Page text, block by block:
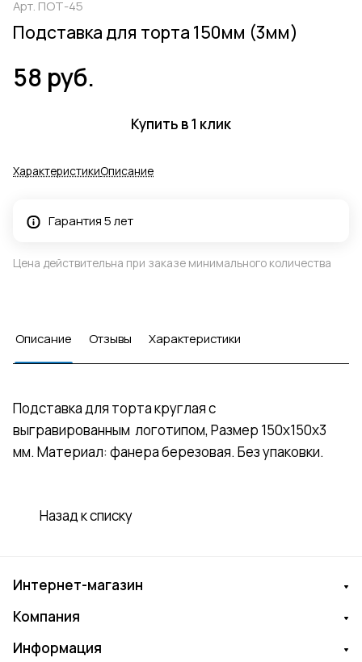
Арт. ПОТ-45
Подставка для торта 150мм (3мм)
58 руб.
Купить в 1 клик
ХарактеристикиОписание
Гарантия 5 лет
Цена действительна при заказе минимального количества
Описание Отзывы Характеристики
Подставка для торта круглая с
выгравированным логотипом, Размер 150х150х3
мм. Материал: фанера березовая. Без упаковки.
Назад к списку
Интернет-магазин
Компания
Информация